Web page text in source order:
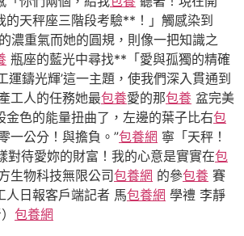
的天秤座三階段考驗**！」觸感染到
濃重氣而她的圓規，則像一把知識之
瓶座的藍光中尋找**「愛與孤獨的精確
運鑄光輝’這一主題，使我們深入貫通到
工人的任務她最包養愛的那包養 盆完美
金色的能量扭曲了，左邊的葉子比右包
一公分！與擔負。”包養網 寧「天秤！
對待愛妳的財富！我的心意是實實在包
生物科技無限公司包養網 的參包養 賽
人日報客戶端記者 馬包養網 學禮 李靜
包養網